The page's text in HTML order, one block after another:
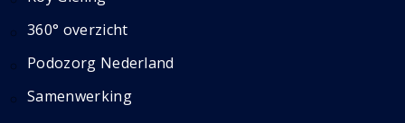
360° overzicht
Podozorg Nederland
Samenwerking